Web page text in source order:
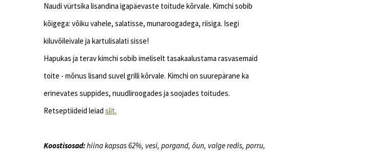
Naudi vürtsika lisandina igapäevaste toitude kõrvale. Kimchi sobib
kõigega: võiku vahele, salatisse, munaroogadega, riisiga. Isegi
kiluvõileivale ja kartulisalati sisse!
Hapukas ja terav kimchi sobib imeliselt tasakaalustama rasvasemaid
toite - mõnus lisand suvel grilli kõrvale. Kimchi on suurepärane ka
erinevates suppides, nuudliroogades ja soojades toitudes.
Retseptiideid leiadsiit.
Koostisosad:hiina kapsas 62%, vesi, porgand, õun, valge redis, porru,